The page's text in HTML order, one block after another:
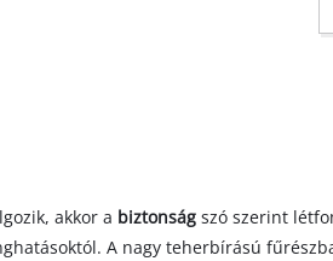
akkor a biztonságszó szerint
A nagy teherbírású